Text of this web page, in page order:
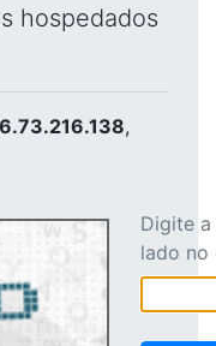
hospedados
,
Digite
lado no